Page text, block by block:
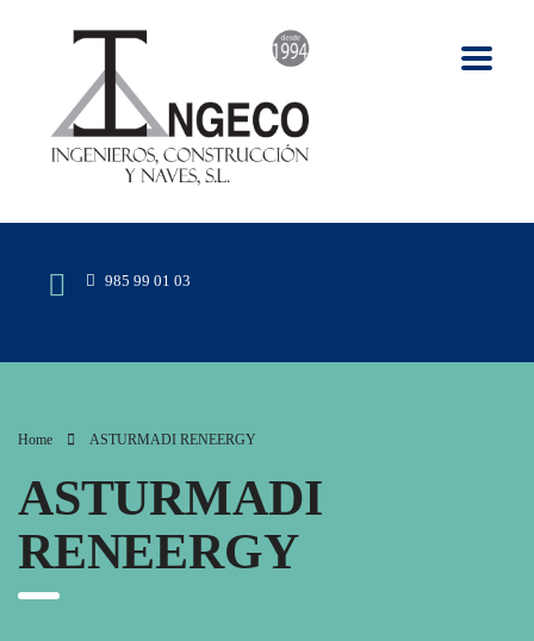
985 99 01 03
Home ASTURMADI RENEERGY
ASTURMADI
RENEERGY